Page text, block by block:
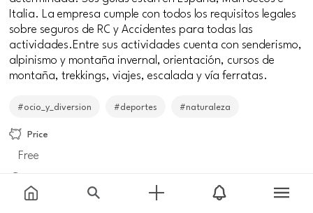
Italia. La empresa cumple con todos los requisitos legales
sobre seguros de RC y Accidentes para todas las
actividades.Entre sus actividades cuenta con senderismo,
alpinismo y montaña invernal, orientación, cursos de
montaña, trekkings, viajes, escalada y vía ferratas.
#ocio_y_diversion #deportes #naturaleza
Price
Free
Calle Al-andalus, 28, 29660 Marbella, Málaga,